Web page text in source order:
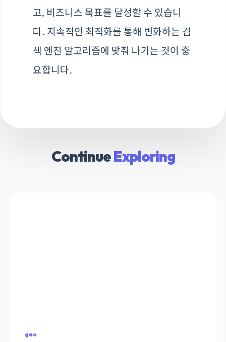
고, 비즈니스 목표를 달성할 수 있습니
다. 지속적인 최적화를 통해 변화하는 검
색 엔진 알고리즘에 맞춰 나가는 것이 중
요합니다.
ContinueExploring
geo